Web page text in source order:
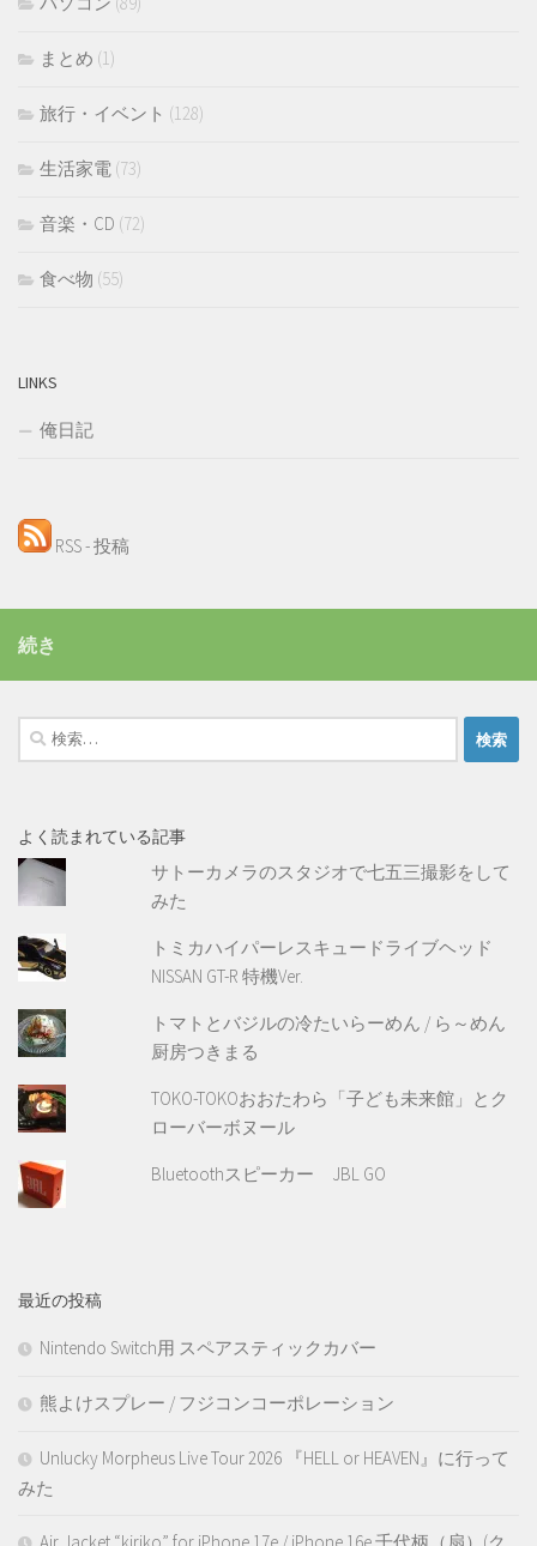
まとめ (1)
旅行・イベント (128)
生活家電 (73)
音楽・CD (72)
食べ物 (55)
LINKS
俺日記
RSS - 投稿
続き
検
索:
よく読まれている記事
サトーカメラのスタジオで七五三撮影をして
みた
トミカハイパーレスキュードライブヘッド
NISSAN GT-R 特機Ver.
トマトとバジルの冷たいらーめん / ら～めん
厨房つきまる
TOKO-TOKOおおたわら「子ども未来館」とク
ローバーボヌール
Bluetoothスピーカー JBL GO
最近の投稿
Nintendo Switch用 スペアスティックカバー
熊よけスプレー / フジコンコーポレーション
Unlucky Morpheus Live Tour 2026 『HELL or HEAVEN』に行って
みた